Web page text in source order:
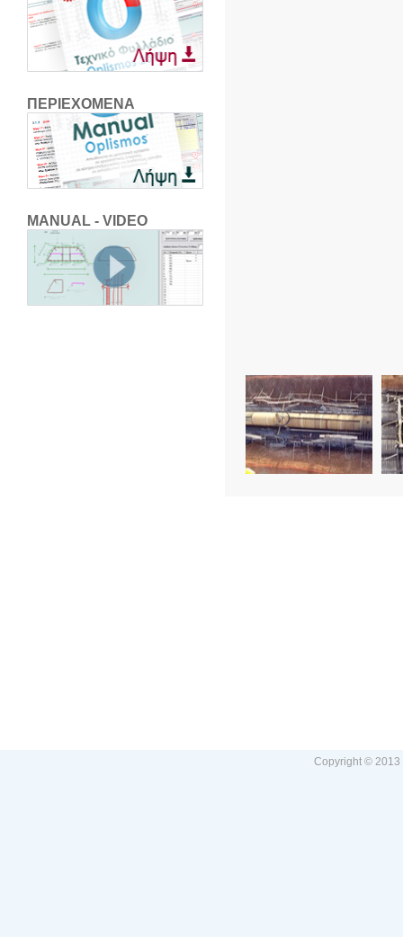
ΠΕΡΙΕΧΟΜΕΝΑ
MANUAL - VIDEO
Copyright © 2013